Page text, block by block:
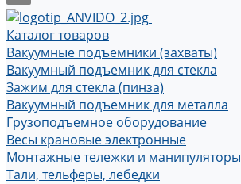
Каталог товаров
Вакуумные подъемники (захваты)
Вакуумный подъемник для стекла
Зажим для стекла (пинза)
Вакуумный подъемник для металла
Грузоподъемное оборудование
Весы крановые электронные
Монтажные тележки и манипуляторы
Тали, тельферы, лебедки